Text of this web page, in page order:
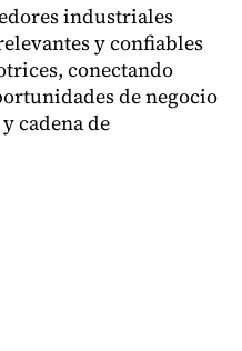
industriales
y confiables
conectando
de negocio
cadena de